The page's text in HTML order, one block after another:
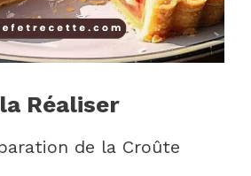
Réaliser
de la Croûte